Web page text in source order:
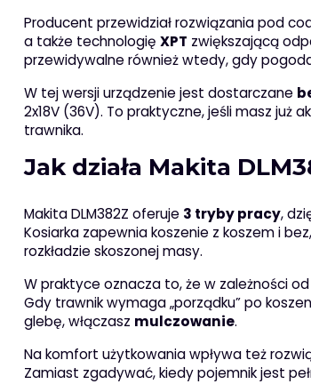
Producent przewidział rozwiązania pod
a także technologię XPT zwiększającą
przewidywalne również wtedy, gdy
W tej wersji urządzenie jest dostarczane
2x18V (36V). To praktyczne, jeśli masz
trawnika.
Jak działa Makita
Makita DLM382Z oferuje 3 tryby pracy,
Kosiarka zapewnia koszenie z koszem i
rozkładzie skoszonej masy.
W praktyce oznacza to, że w zależności
Gdy trawnik wymaga „porządku” po
glebę, włączasz mulczowanie.
Na komfort użytkowania wpływa też
Zamiast zgadywać, kiedy pojemnik jest